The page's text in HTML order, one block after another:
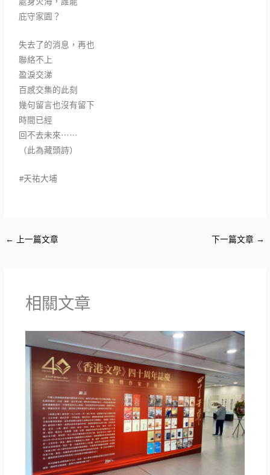
庇守家園？
失去了的消息，再也
聯絡不上
盈淚交涕
百感交集的此刻
幾句留言也沒有留下
時間已經
回不去未來⋯⋯
（此為藏頭詩）
#天祐大埔
← 上一篇文章 下一篇文章 →
相關文章